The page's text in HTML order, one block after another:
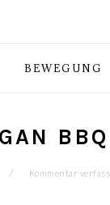
BEWEGUNG
BBQ
Kommentar